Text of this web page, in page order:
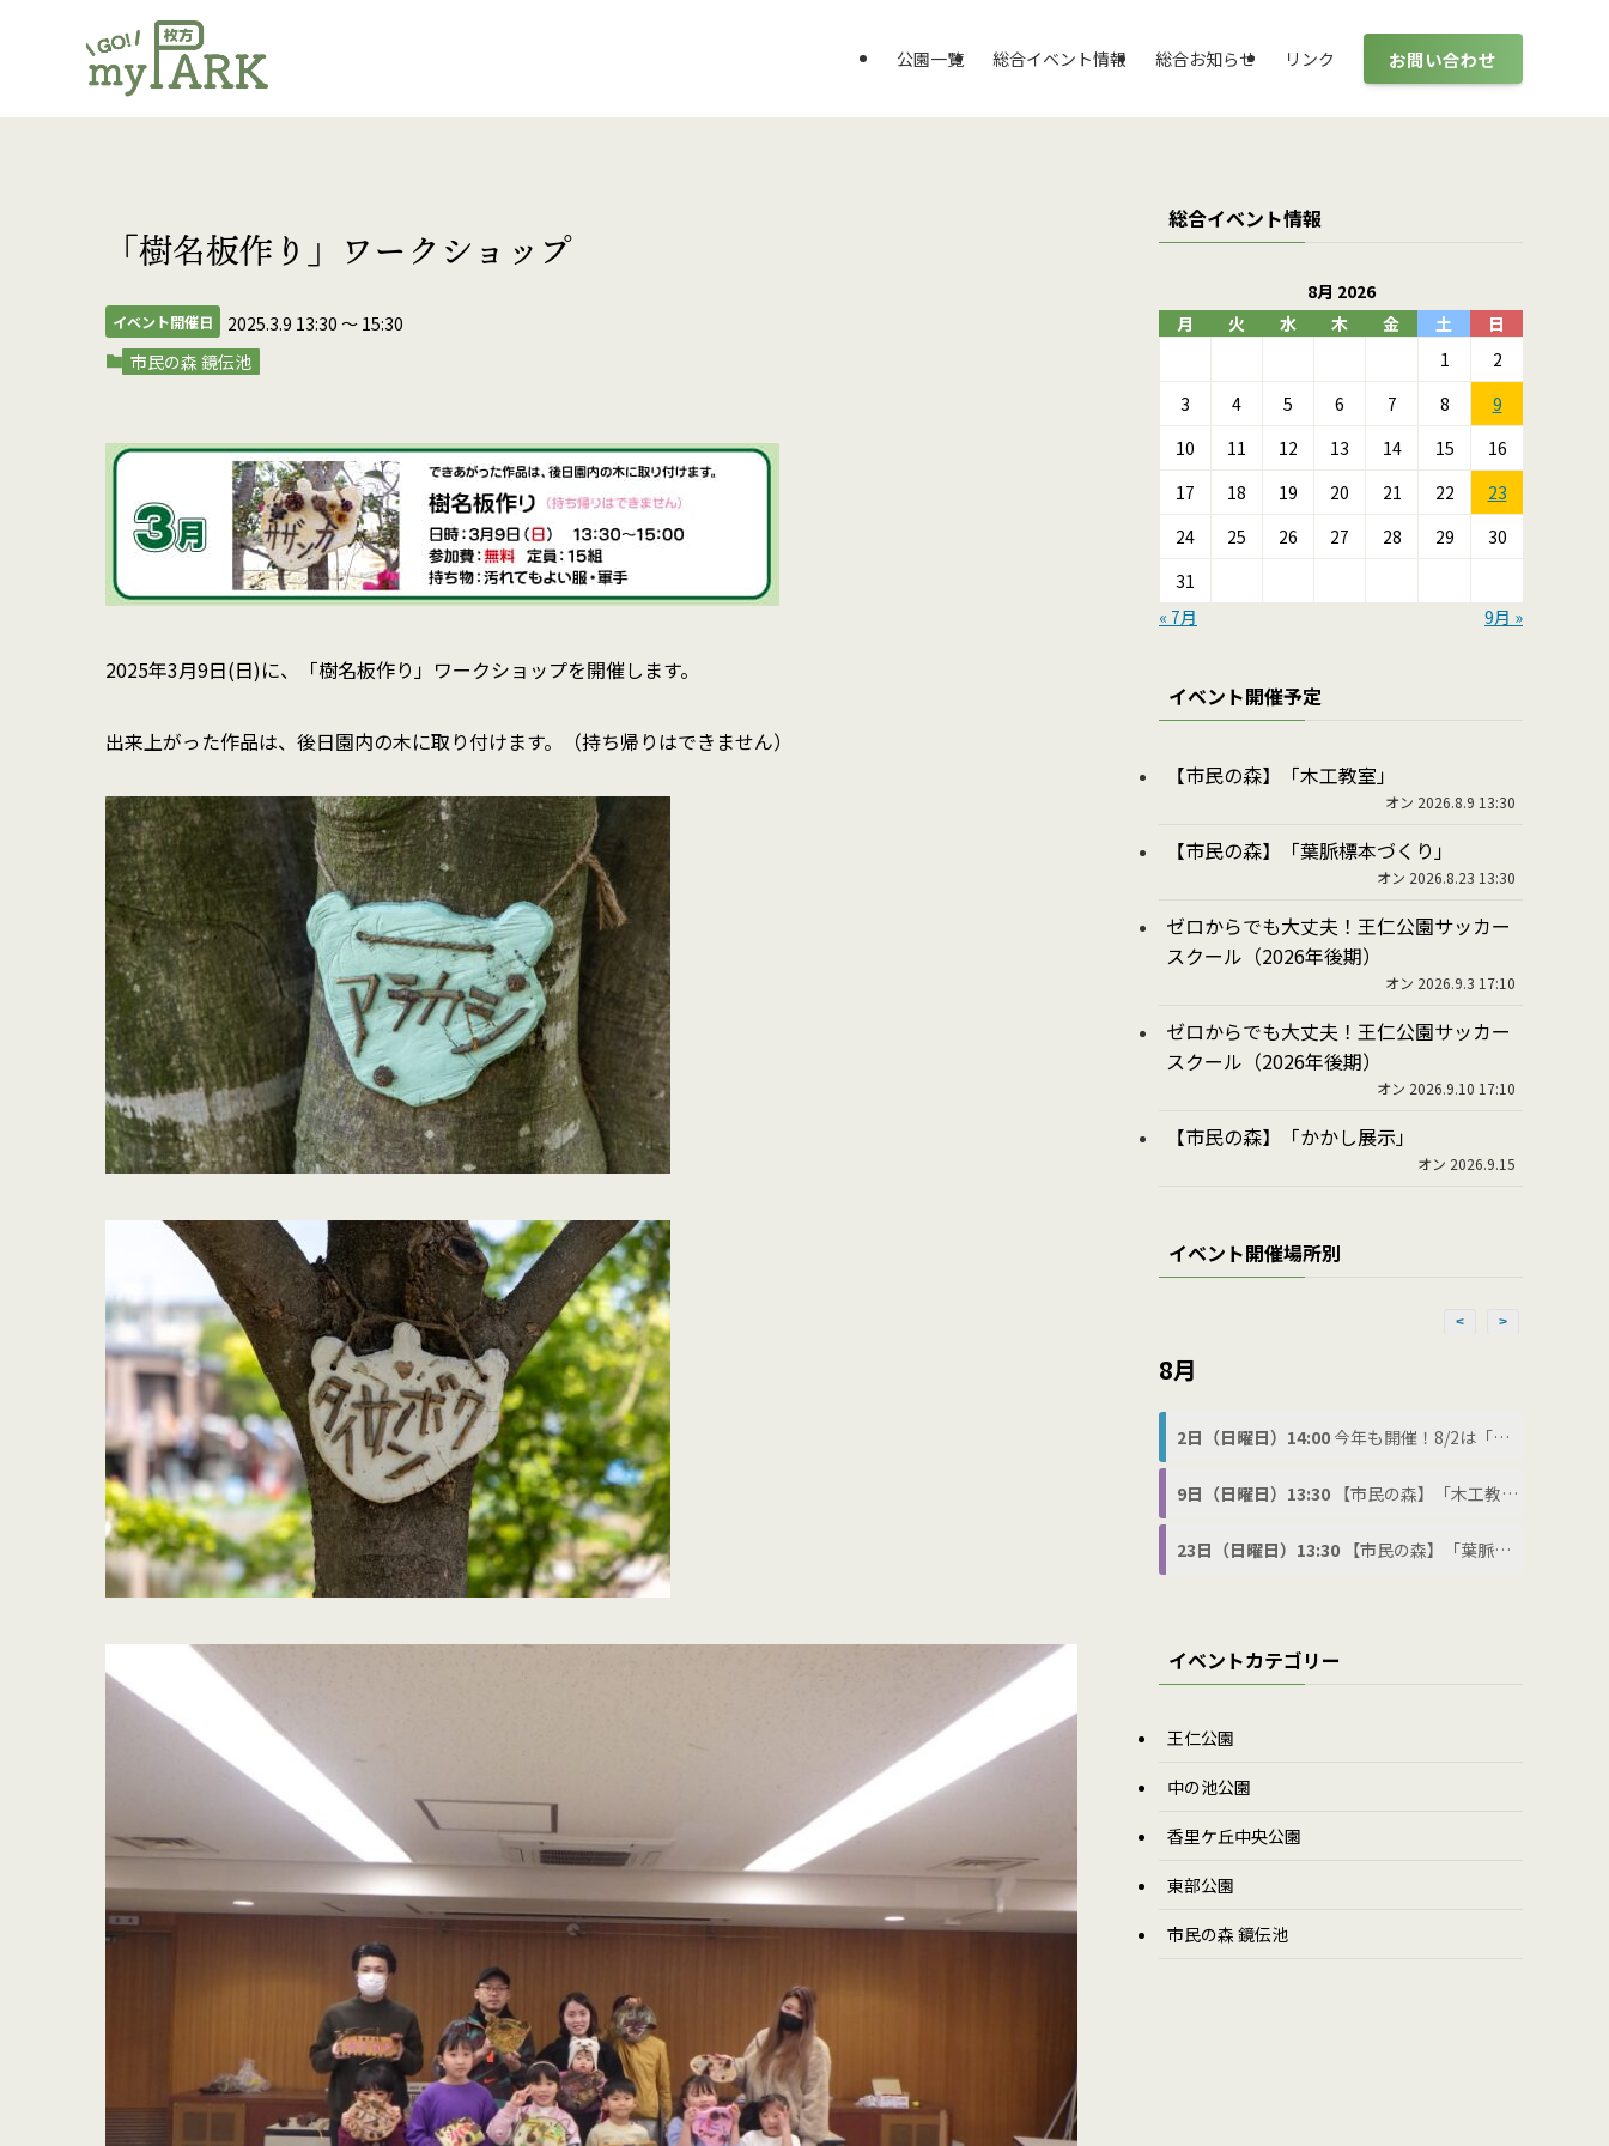
公園一覧 総合イベント情報 総合お知らせ リンク お問い合わせ
「樹名板作り」ワークショップ
イベント開催日 2025.3.9 13:30 〜 15:30
市民の森 鏡伝池
2025年3月9日(日)に、「樹名板作り」ワークショップを開催します。
出来上がった作品は、後日園内の木に取り付けます。（持ち帰りはできません）
総合イベント情報
8月 2026
月
火 水 木 金 土
日
1
2
3
4 5 6 7 8
9
10
11 12 13 14 15
16
17
18 19 20 21 22
23
24
25 26 27 28 29
30
31
« 7月
9月 »
イベント開催予定
【市民の森】「木工教室」
オン 2026.8.9 13:30
【市民の森】「葉脈標本づくり」
オン 2026.8.23 13:30
ゼロからでも大丈夫！王仁公園サッカー
スクール（2026年後期）
オン 2026.9.3 17:10
ゼロからでも大丈夫！王仁公園サッカー
スクール（2026年後期）
オン 2026.9.10 17:10
【市民の森】「かかし展示」
オン 2026.9.15
イベント開催場所別
< >
8月
2日（日曜日）14:00 今年も開催！8/2は「わ(8)に(2)の日」でわにフェス
9日（日曜日）13:30 【市民の森】「木工教室」
23日（日曜日）13:30 【市民の森】「葉脈標本づくり」
イベントカテゴリー
王仁公園
中の池公園
香里ケ丘中央公園
東部公園
市民の森 鏡伝池